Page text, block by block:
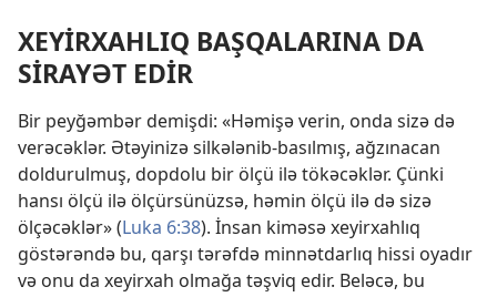
XEYİRXAHLIQ BAŞQALARINA DA
SİRAYƏT EDİR
Bir peyğəmbər demişdi: «Həmişə verin, onda sizə də
verəcəklər. Ətəyinizə silkələnib-basılmış, ağzınacan
doldurulmuş, dopdolu bir ölçü ilə tökəcəklər. Çünki
hansı ölçü ilə ölçürsünüzsə, həmin ölçü ilə də sizə
ölçəcəklər» (Luka 6:38). İnsan kiməsə xeyirxahlıq
göstərəndə bu, qarşı tərəfdə minnətdarlıq hissi oyadır
və onu da xeyirxah olmağa təşviq edir. Beləcə, bu